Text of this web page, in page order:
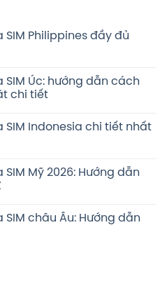
SIM Philippines đầy đủ
SIM Úc: hướng dẫn cách
chi tiết
SIM Indonesia chi tiết nhất
Mỹ 2026: Hướng dẫn
SIM châu Âu: Hướng dẫn